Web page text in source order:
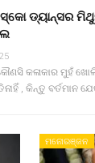
ଡ୍ୟାନ୍ସର
କଳାକାର ମୁହଁ
, କିନ୍ତୁ ବର୍ତମାନ
ମନୋରଞ୍ଜନ